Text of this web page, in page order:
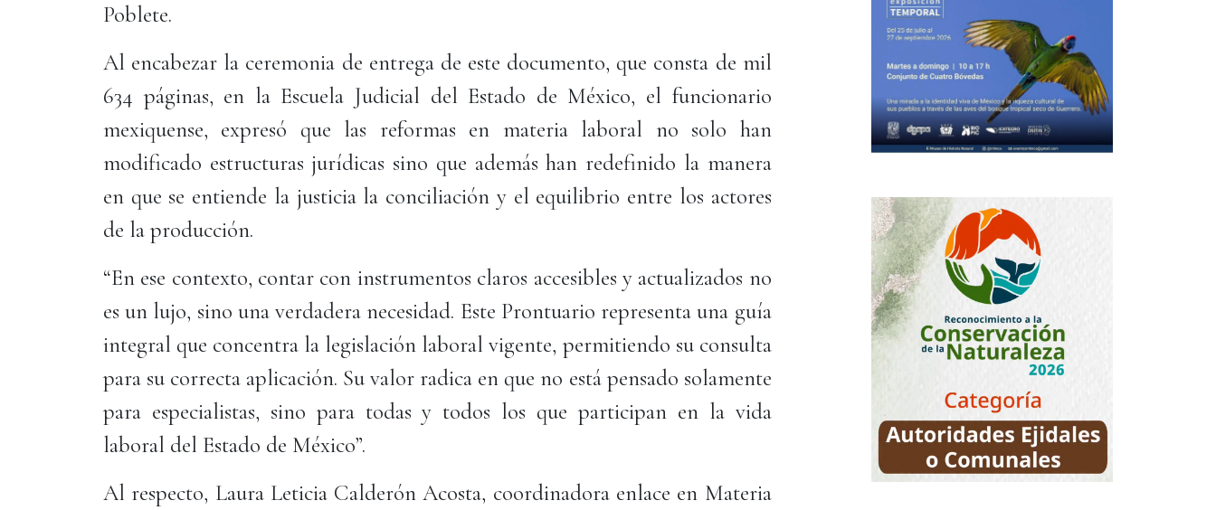
Poblete.
Al encabezar la ceremonia de entrega de este documento, que consta de mil
634 páginas, en la Escuela Judicial del Estado de México, el funcionario
mexiquense, expresó que las reformas en materia laboral no solo han
modificado estructuras jurídicas sino que además han redefinido la manera
en que se entiende la justicia la conciliación y el equilibrio entre los actores
de la producción.
“En ese contexto, contar con instrumentos claros accesibles y actualizados no
es un lujo, sino una verdadera necesidad. Este Prontuario representa una guía
integral que concentra la legislación laboral vigente, permitiendo su consulta
para su correcta aplicación. Su valor radica en que no está pensado solamente
para especialistas, sino para todas y todos los que participan en la vida
laboral del Estado de México”.
Al respecto, Laura Leticia Calderón Acosta, coordinadora enlace en Materia